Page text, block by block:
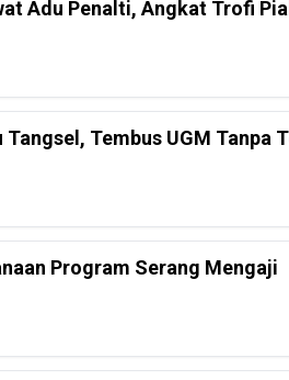
Adu Penalti, Angkat Trofi
Tembus UGM Tanpa
Program Serang Mengaji